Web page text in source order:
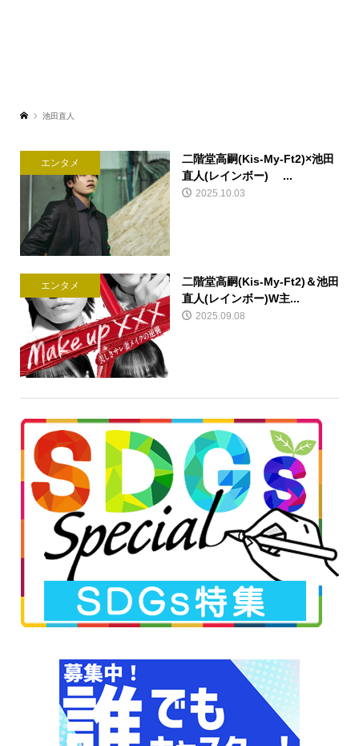
池田直人
エンタメ
二階堂高嗣(Kis-My-Ft2)×池田
直人(レインボー) ...
2025.10.03
エンタメ
二階堂高嗣(Kis-My-Ft2)＆池田
直人(レインボー)W主...
2025.09.08